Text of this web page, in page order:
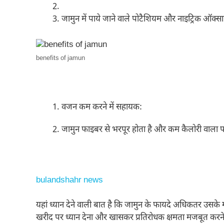
जामुन में पाये जाने वाले पोटैशियम और नाइट्रिक
benefits of jamun
वजन कम करने में सहायक:
जामुन फाइबर से भरपूर होता है और कम कैलोरी
bulandshahr news
यहां ध्यान देने वाली बात है कि जामुन के फायदे अधिकतर
खरीद पर ध्यान देना और खासकर प्रतिरोधक क्षमता मजबूत